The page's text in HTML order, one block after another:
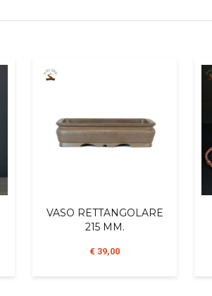
VASO RETTANGOLARE
215 MM.
€ 39,00